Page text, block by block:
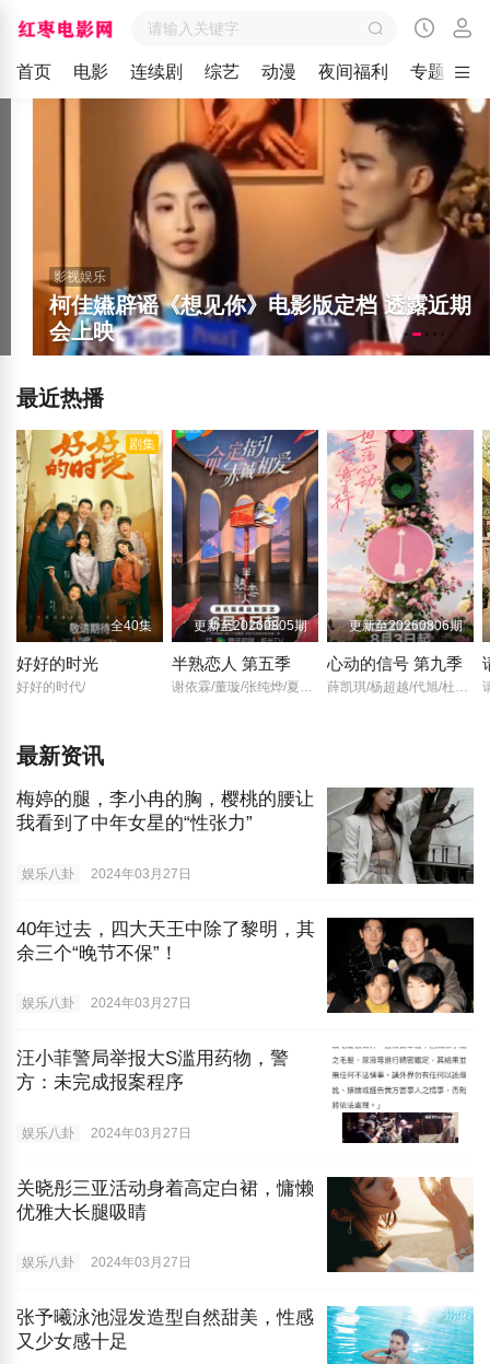
首页 电影 连续剧 综艺 动漫 夜间福利 专题 留
影视娱乐
柯佳嬿辟谣《想见你》电影版定档 透露近期
会上映
最近热播
剧集
全40集
好好的时光
好好的时代/
更新至20260805期
半熟恋人 第五季
谢依霖/董璇/张纯烨/夏之光/沈奕斐/
更新至20260806期
心动的信号 第九季
薛凯琪/杨超越/代旭/杜海涛/张纯烨/
最新资讯
梅婷的腿，李小冉的胸，樱桃的腰让
我看到了中年女星的“性张力”
娱乐八卦 2024年03月27日
40年过去，四大天王中除了黎明，其
余三个“晚节不保”！
娱乐八卦 2024年03月27日
汪小菲警局举报大S滥用药物，警
方：未完成报案程序
娱乐八卦 2024年03月27日
关晓彤三亚活动身着高定白裙，慵懒
优雅大长腿吸睛
娱乐八卦 2024年03月27日
张予曦泳池湿发造型自然甜美，性感
又少女感十足